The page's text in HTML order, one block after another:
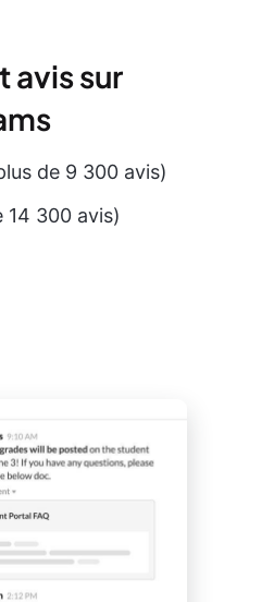
avis sur
de 9 300 avis)
14 300 avis)